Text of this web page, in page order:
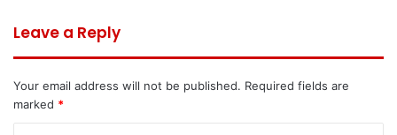
Leave a Reply
Your email address will not be published. Required fields are
marked *